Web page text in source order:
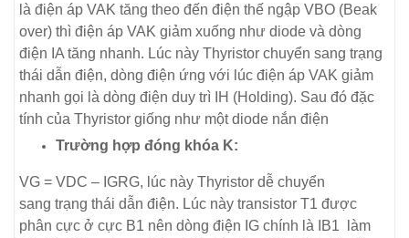
là điện áp VAK tăng theo đến điện thế ngập VBO (Beak
over) thì điện áp VAK giảm xuống như diode và dòng
điện IA tăng nhanh. Lúc này Thyristor chuyển sang trạng
thái dẫn điện, dòng điện ứng với lúc điện áp VAK giảm
nhanh gọi là dòng điện duy trì IH (Holding). Sau đó đặc
tính của Thyristor giống như một diode nắn điện
Trường hợp đóng khóa K:
VG = VDC – IGRG, lúc này Thyristor dễ chuyển
sang trạng thái dẫn điện. Lúc này transistor T1 được
phân cực ở cực B1 nên dòng điện IG chính là IB1 làm